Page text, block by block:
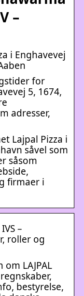
–
i Enghavevej
for
5, 1674,
adresser,
Lajpal Pizza i
såvel som
såsom
firmaer i
–
roller og
LAJPAL
bestyrelse,